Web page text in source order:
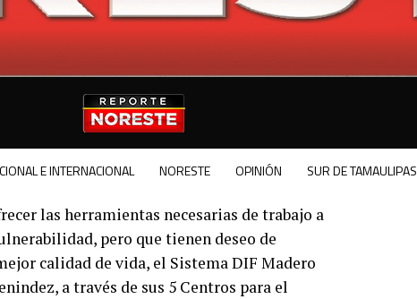
E INTERNACIONAL NORESTE OPINIÓN SUR DE TAMAULIPAS
las herramientas necesarias de trabajo a
pero que tienen deseo de
calidad de vida, el Sistema DIF Madero
a través de sus 5 Centros para el